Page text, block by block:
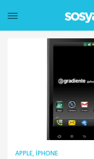
APPLE, IPHONE